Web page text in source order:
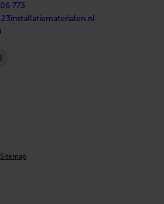
773
Sitemap